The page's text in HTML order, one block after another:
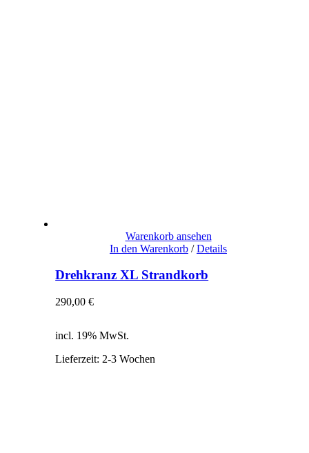
Warenkorb ansehen
In den Warenkorb / Details
Drehkranz XL Strandkorb
290,00€
incl. 19% MwSt.
Lieferzeit: 2-3 Wochen